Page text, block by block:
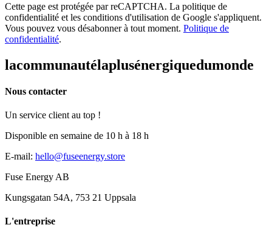
Cette page est protégée par reCAPTCHA. La politique de
confidentialité et les conditions d'utilisation de Google s'appliquent.
Vous pouvez vous désabonner à tout moment. Politique de
confidentialité.
lacommunautélaplusénergiquedumonde
Nous contacter
Un service client au top !
Disponible en semaine de 10 h à 18 h
E-mail: hello@fuseenergy.store
Fuse Energy AB
Kungsgatan 54A, 753 21 Uppsala
L'entreprise